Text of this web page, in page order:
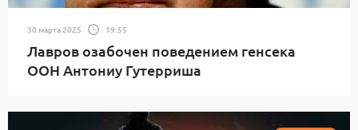
30 марта 2025 19:55
Лавров озабочен поведением генсека
ООН Антониу Гутерриша